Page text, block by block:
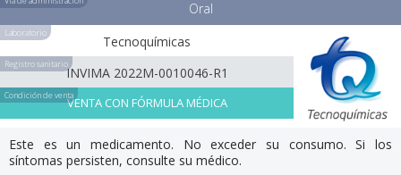
Oral
Laboratorio
Tecnoquímicas
Registro sanitario
INVIMA 2022M-0010046-R1
Condición de ventaVENTA CON FÓRMULA MÉDICA
Este es un medicamento. No exceder su consumo. Si los
síntomas persisten, consulte su médico.